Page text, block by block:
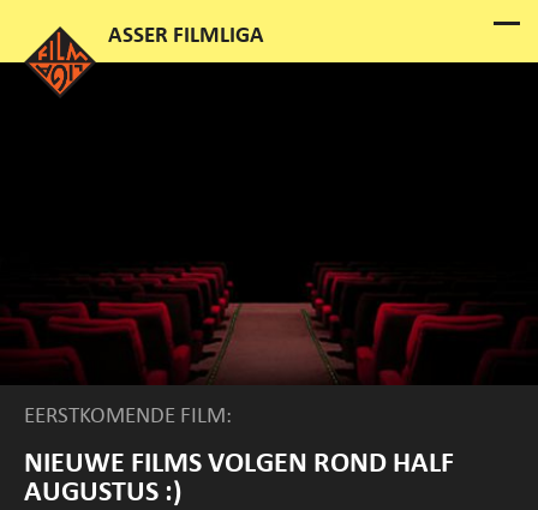
EERSTKOMENDE FILM:
NIEUWE FILMS VOLGEN ROND HALF
AUGUSTUS :)